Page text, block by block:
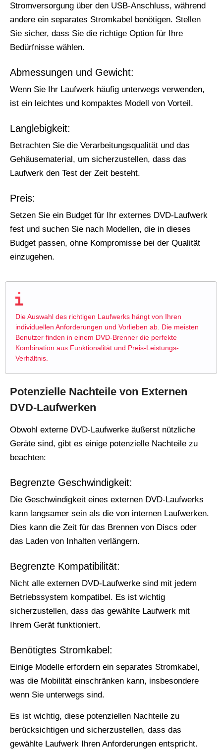
Stromversorgung über den USB-Anschluss, während
andere ein separates Stromkabel benötigen. Stellen
Sie sicher, dass Sie die richtige Option für Ihre
Bedürfnisse wählen.
Abmessungen und Gewicht:
Wenn Sie Ihr Laufwerk häufig unterwegs verwenden,
ist ein leichtes und kompaktes Modell von Vorteil.
Langlebigkeit:
Betrachten Sie die Verarbeitungsqualität und das
Gehäusematerial, um sicherzustellen, dass das
Laufwerk den Test der Zeit besteht.
Preis:
Setzen Sie ein Budget für Ihr externes DVD-Laufwerk
fest und suchen Sie nach Modellen, die in dieses
Budget passen, ohne Kompromisse bei der Qualität
einzugehen.
Die Auswahl des richtigen Laufwerks hängt von Ihren
individuellen Anforderungen und Vorlieben ab. Die meisten
Benutzer finden in einem DVD-Brenner die perfekte
Kombination aus Funktionalität und Preis-Leistungs-
Verhältnis.
Potenzielle Nachteile von Externen
DVD-Laufwerken
Obwohl externe DVD-Laufwerke äußerst nützliche
Geräte sind, gibt es einige potenzielle Nachteile zu
beachten:
Begrenzte Geschwindigkeit:
Die Geschwindigkeit eines externen DVD-Laufwerks
kann langsamer sein als die von internen Laufwerken.
Dies kann die Zeit für das Brennen von Discs oder
das Laden von Inhalten verlängern.
Begrenzte Kompatibilität:
Nicht alle externen DVD-Laufwerke sind mit jedem
Betriebssystem kompatibel. Es ist wichtig
sicherzustellen, dass das gewählte Laufwerk mit
Ihrem Gerät funktioniert.
Benötigtes Stromkabel:
Einige Modelle erfordern ein separates Stromkabel,
was die Mobilität einschränken kann, insbesondere
wenn Sie unterwegs sind.
Es ist wichtig, diese potenziellen Nachteile zu
berücksichtigen und sicherzustellen, dass das
gewählte Laufwerk Ihren Anforderungen entspricht.